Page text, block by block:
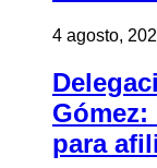
4 agosto,
para